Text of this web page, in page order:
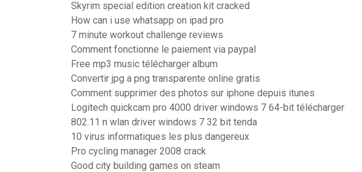
Skyrim special edition creation kit cracked
How can i use whatsapp on ipad pro
7 minute workout challenge reviews
Comment fonctionne le paiement via paypal
Free mp3 music télécharger album
Convertir jpg a png transparente online gratis
Comment supprimer des photos sur iphone depuis itunes
Logitech quickcam pro 4000 driver windows 7 64-bit télécharger
802.11 n wlan driver windows 7 32 bit tenda
10 virus informatiques les plus dangereux
Pro cycling manager 2008 crack
Good city building games on steam